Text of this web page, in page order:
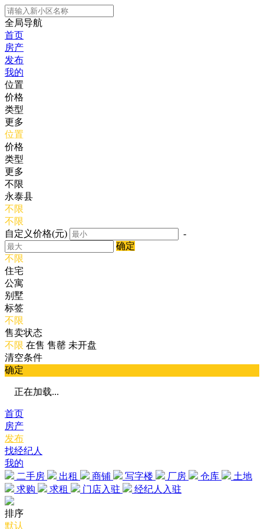
全局导航
首页
房产
发布
我的
位置
价格
类型
更多
位置
价格
类型
更多
不限
永泰县
不限
不限
自定义价格(元)
-
确定
不限
住宅
公寓
别墅
标签
不限
售卖状态
不限 在售 售罄 未开盘
清空条件
确定
正在加载...
首页
房产
发布
找经纪人
我的
二手房
出租 商铺 写字楼 厂房 仓库
土地
求购
求租 门店入驻 经纪人入驻
排序
默认